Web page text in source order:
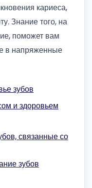
кариеса,
Знание того, на
поможет вам
в напряженные
зубов
и здоровьем
связанные со
зубов